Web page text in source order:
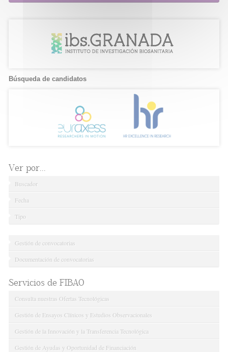
Búsqueda de candidatos
Ver por...
Buscador
Fecha
Tipo
Gestión de convocatorias
Documentación de convocatorias
Servicios de FIBAO
Consulta nuestras Ofertas Tecnológicas
Gestión de Ensayos Clínicos y Estudios Observacionales
Gestión de la Innovación y la Transferencia Tecnológica
Gestión de Ayudas y Oportunidad de Financiación